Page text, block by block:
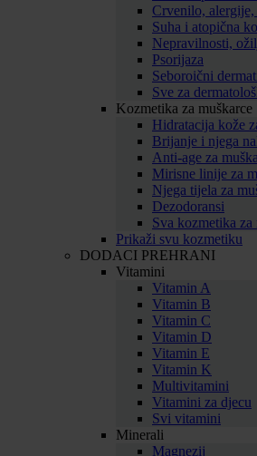
Crvenilo,
Suha i atopična
Nepravilnosti,
Psorijaza
Seboroični
Sve za
Kozmetika za muškarce
Hidratacija kože
Brijanje i njega
Anti-age za
Mirisne linije za
Njega tijela za
Dezodoransi
Sva kozmetika za
Prikaži svu kozmetiku
DODACI PREHRANI
Vitamini
Vitamin A
Vitamin B
Vitamin C
Vitamin D
Vitamin E
Vitamin K
Multivitamini
Vitamini za djecu
Svi vitamini
Minerali
Magnezij